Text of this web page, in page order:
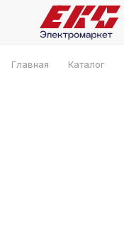
Главная Каталог